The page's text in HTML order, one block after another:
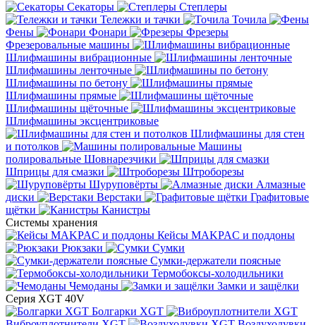
Секаторы
Степлеры
Тележки и тачки
Точила
Фены
Фонари
Фрезеры
Фрезеровальные машины
Шлифмашины вибрационные
Шлифмашины ленточные
Шлифмашины по бетону
Шлифмашины прямые
Шлифмашины щёточные
Шлифмашины эксцентриковые
Шлифмашины для стен
и потолков
Машины
полировальные Шовнарезчики
Шприцы для смазки
Штроборезы
Шуруповёрты
Алмазные
диски
Верстаки
Графитовые
щётки
Канистры
Системы хранения
Кейсы MAKPAC и поддоны
Рюкзаки
Сумки
Сумки-держатели поясные
Термобоксы-холодильники
Чемоданы
Замки и защёлки
Серия XGT 40V
Болгарки XGT